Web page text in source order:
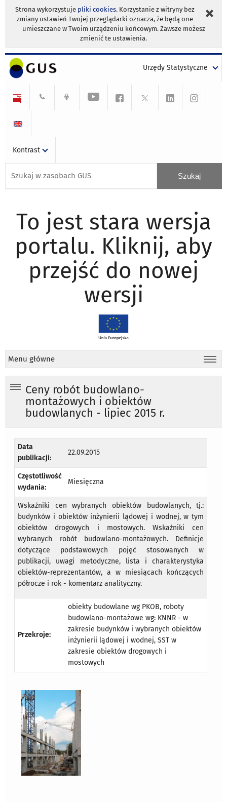
Strona wykorzystuje pliki cookies. Korzystanie z witryny bez
zmiany ustawień Twojej przeglądarki oznacza, że będą one
umieszczane w Twoim urządzeniu końcowym. Zawsze możesz
zmienić te ustawienia.
Urzędy Statystyczne
Kontrast
To jest stara wersja
portalu. Kliknij, aby
przejść do nowej
wersji
Menu główne
Ceny robót budowlano-
montażowych i obiektów
budowlanych - lipiec 2015 r.
Data
publikacji:
22.09.2015
Częstotliwość
wydania:
Miesięczna
Wskaźniki cen wybranych obiektów budowlanych, tj.:
budynków i obiektów inżynierii lądowej i wodnej, w tym
obiektów drogowych i mostowych. Wskaźniki cen
wybranych robót budowlano-montażowych. Definicje
dotyczące podstawowych pojęć stosowanych w
publikacji, uwagi metodyczne, lista i charakterystyka
obiektów-reprezentantów, a w miesiącach kończących
półrocze i rok - komentarz analityczny.
Przekroje:
obiekty budowlane wg PKOB, roboty
budowlano-montażowe wg: KNNR - w
zakresie budynków i wybranych obiektów
inżynierii lądowej i wodnej, SST w
zakresie obiektów drogowych i
mostowych